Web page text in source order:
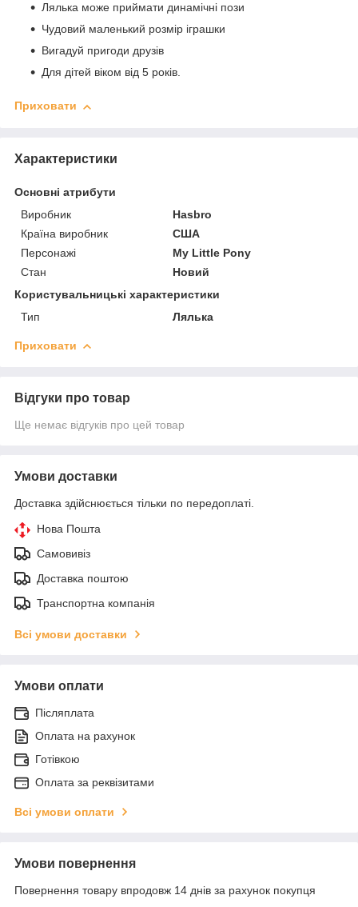
Лялька може приймати динамічні пози
Чудовий маленький розмір іграшки
Вигадуй пригоди друзів
Для дітей віком від 5 років.
Приховати
Характеристики
Основні атрибути
Виробник
Hasbro
Країна виробник
США
Персонажі
My Little Pony
Стан
Новий
Користувальницькі характеристики
Тип
Лялька
Приховати
Відгуки про товар
Ще немає відгуків про цей товар
Умови доставки
Доставка здійснюється тільки по передоплаті.
Нова Пошта
Самовивіз
Доставка поштою
Транспортна компанія
Всі умови доставки
Умови оплати
Післяплата
Оплата на рахунок
Готівкою
Оплата за реквізитами
Всі умови оплати
Умови повернення
Повернення товару впродовж 14 днів за рахунок покупця